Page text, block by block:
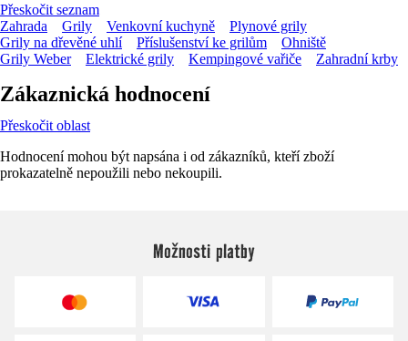
Přeskočit seznam
Zahrada
Grily Venkovní kuchyně
Plynové grily
Grily na dřevěné uhlí
Příslušenství ke grilům
Ohniště
Grily Weber
Elektrické grily Kempingové vařiče Zahradní krby
Zákaznická hodnocení
Přeskočit oblast
Hodnocení mohou být napsána i od zákazníků, kteří zboží
prokazatelně nepoužili nebo nekoupili.
Možnosti platby